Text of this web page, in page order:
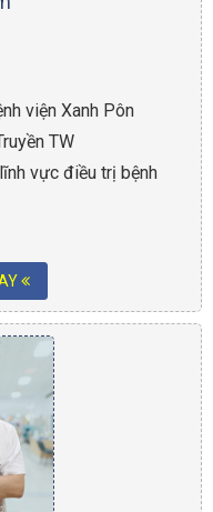
viện Xanh Pôn
TW
vực điều trị bệnh